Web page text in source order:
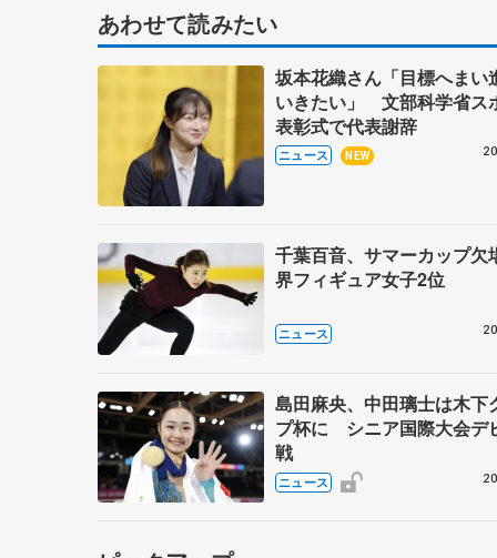
あわせて読みたい
坂本花織さん「目標へまい
いきたい」 文部科学省ス
表彰式で代表謝辞
ニュース NEW
千葉百音、サマーカップ
界フィギュア女子2位
ニュース
島田麻央、中田璃士は木下
プ杯に シニア国際大会デ
戦
ニュース